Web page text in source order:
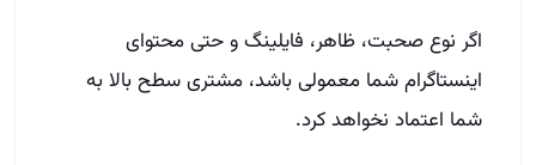
اگر نوع صحبت، ظاهر، فایلینگ و حتی محتوای
اینستاگرام شما معمولی باشد، مشتری سطح بالا به
شما اعتماد نخواهد کرد.